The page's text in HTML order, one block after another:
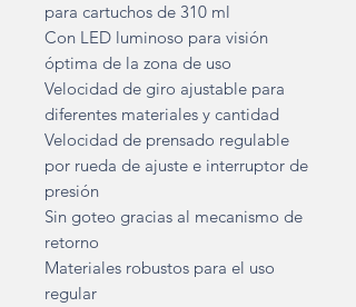
para cartuchos de 310 ml
Con LED luminoso para visión
óptima de la zona de uso
Velocidad de giro ajustable para
diferentes materiales y cantidad
Velocidad de prensado regulable
por rueda de ajuste e interruptor de
presión
Sin goteo gracias al mecanismo de
retorno
Materiales robustos para el uso
regular